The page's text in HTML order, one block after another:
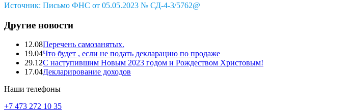
Источник: Письмо ФНС от 05.05.2023 № СД-4-3/5762@
Другие новости
12.08Перечень самозанятых.
19.04Что будет , если не подать декларацию по продаже
29.12С наступившим Новым 2023 годом и Рождеством Христовым!
17.04Декларирование доходов
Наши телефоны
+7 473 272 10 35